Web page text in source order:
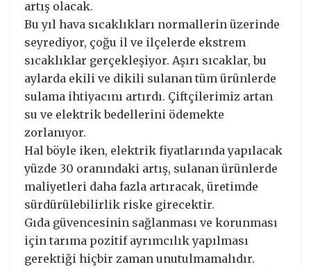
artış olacak.
Bu yıl hava sıcaklıkları normallerin üzerinde
seyrediyor, çoğu il ve ilçelerde ekstrem
sıcaklıklar gerçekleşiyor. Aşırı sıcaklar, bu
aylarda ekili ve dikili sulanan tüm ürünlerde
sulama ihtiyacını artırdı. Çiftçilerimiz artan
su ve elektrik bedellerini ödemekte
zorlanıyor.
Hal böyle iken, elektrik fiyatlarında yapılacak
yüzde 30 oranındaki artış, sulanan ürünlerde
maliyetleri daha fazla artıracak, üretimde
sürdürülebilirlik riske girecektir.
Gıda güvencesinin sağlanması ve korunması
için tarıma pozitif ayrımcılık yapılması
gerektiği hiçbir zaman unutulmamalıdır.